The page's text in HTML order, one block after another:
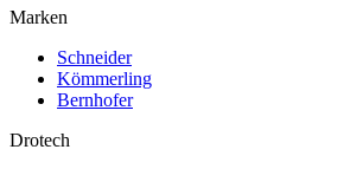
Marken
Schneider
Kömmerling
Bernhofer
Drotech